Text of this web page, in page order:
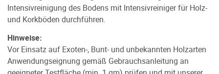
Intensivreinigung des Bodens mit Intensivreiniger für Holz-
und Korkböden durchführen.
Hinweise:
Vor Einsatz auf Exoten-, Bunt- und unbekannten Holzarten
Anwendungseignung gemäß Gebrauchsanleitung an